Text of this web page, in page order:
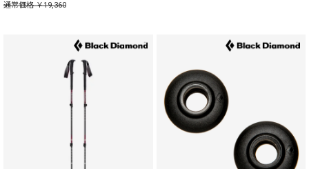
通常価格 ￥19,360